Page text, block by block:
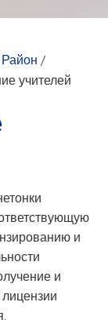
Район /
учителей
и
и